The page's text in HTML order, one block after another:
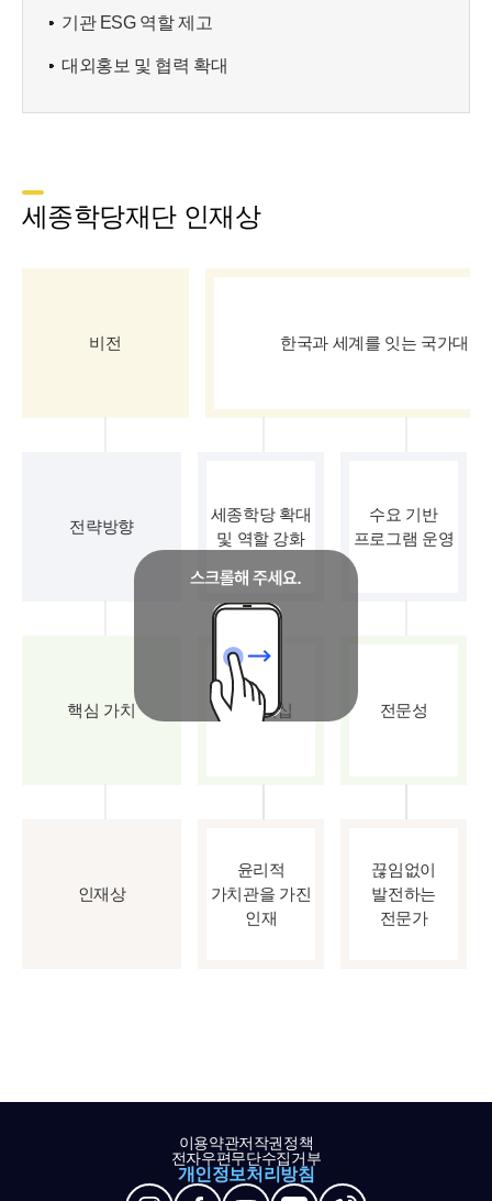
기관 ESG 역할 제고
대외홍보 및 협력 확대
세종학당재단 인재상
비전 한국과 세계를 잇는 국가대
전략방향
세종학당 확대
및 역할 강화
수요 기반
프로그램 운영
핵심 가치 파트너십 전문성
인재상
윤리적
가치관을 가진
인재
끊임없이
발전하는
전문가
이용약관저작권정책
전자우편무단수집거부
개인정보처리방침